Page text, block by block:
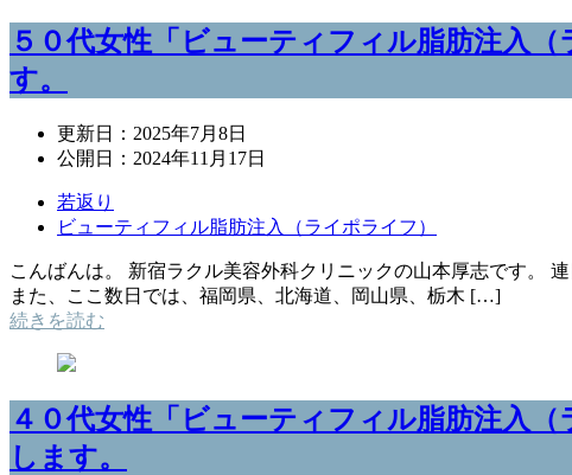
５０代女性「ビューティフィル脂肪注入
す。
更新日： 2025年7月8日
公開日： 2024年11月17日
若返り
ビューティフィル脂肪注入（ライポライフ）
こんばんは。 新宿ラクル美容外科クリニックの山本厚志です。
また、ここ数日では、福岡県、北海道、岡山県、栃木 […]
続きを読む
４０代女性「ビューティフィル脂肪注入
します。